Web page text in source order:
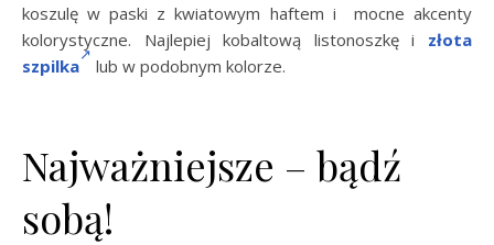
koszulę w paski z kwiatowym haftem i mocne akcenty
kolorystyczne. Najlepiej kobaltową listonoszkę i złota
szpilka
lub w podobnym kolorze.
Najważniejsze – bądź
sobą!